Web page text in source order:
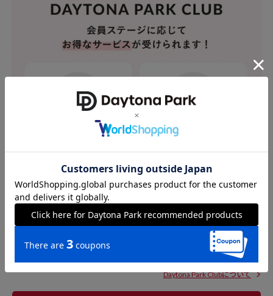
Daytona Park Clubについて